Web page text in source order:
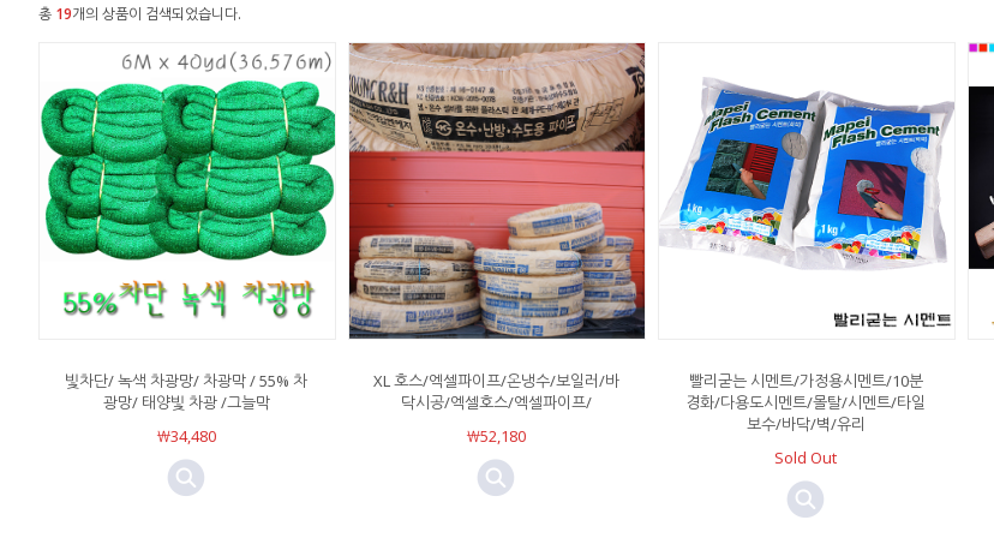
총 19개의 상품이 검색되었습니다.
빛차단/ 녹색 차광망/ 차광막 / 55% 차
광망/ 태양빛 차광 /그늘막
￦34,480
XL 호스/엑셀파이프/온냉수/보일러/바
닥시공/엑셀호스/엑셀파이프/
￦52,180
빨리굳는 시멘트/가정용시멘트/10분
경화/다용도시멘트/몰탈/시멘트/타일
보수/바닥/벽/유리
Sold Out